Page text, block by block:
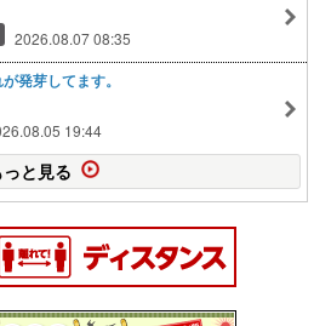
2026.08.07 08:35
発芽してます。
19:44
っと見る